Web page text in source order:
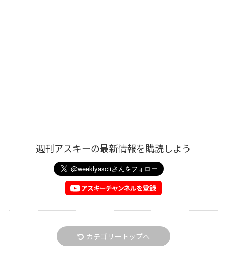
週刊アスキーの最新情報を購読しよう
カテゴリートップへ